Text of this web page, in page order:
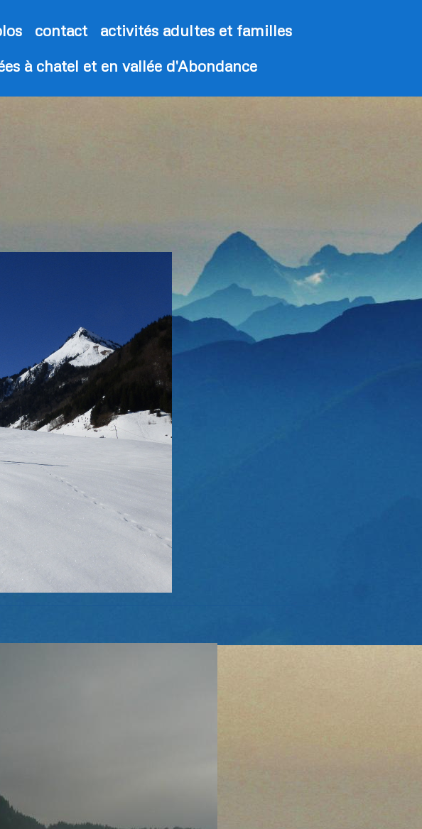
contact
activités adultes et familles
à chatel et en vallée d'Abondance